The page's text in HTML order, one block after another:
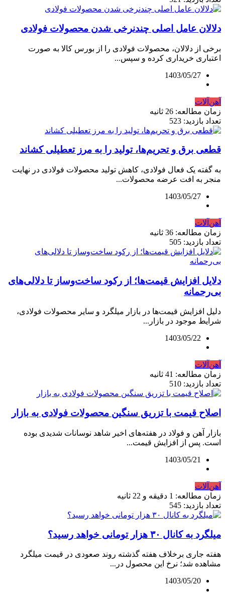
دلالان عامل اصلی چندنرخی شدن محصولات فولادی
برخی از دلالان، محصولات فولادی را از بورس کالا به ‌صورت
اعتباری خریداری کرده و سپس...
1403/05/27
آهن‌آلات
زمان مطالعه: 26 ثانیه
تعداد بازدید: 523
قطعی برق و تحریم‌ها، تولید را به مرز تعطیلی کشاند
به گفته یک فعال فولادی، کاهش تولید محصولات فولادی در نهایت
منجر به افت عرضه محصولات...
1403/05/27
آهن‌آلات
زمان مطالعه: 36 ثانیه
تعداد بازدید: 505
دلایل افزایش قیمت‌ها؛ از رکود ساخت‌وساز تا دلالی‌های
بی‌رحمانه
دلیل افزایش قیمت‌ها در بازار میلگرد و سایر محصولات فولادی،
شرایط موجود در بازار...
1403/05/22
آهن‌آلات
زمان مطالعه: 41 ثانیه
تعداد بازدید: 510
اصلاح قیمت با تزریق سنگین محصولات فولادی به بازار
بازار آهن و فولاد در هفته‌های اخیر شاهد نوسانات شدیدی بوده
است. پس از افزایش قیمت...
1403/05/21
آهن‌آلات
زمان مطالعه: 1 دقیقه و 22 ثانیه
تعداد بازدید: 545
میلگرد به کانال ۳۰ هزار تومانی خواهد رسید؟
هفته جاری برخلاف هفته گذشته روند صعودی در قیمت میلگرد
مشاهده شد؛ نرخ این محصول در...
1403/05/20